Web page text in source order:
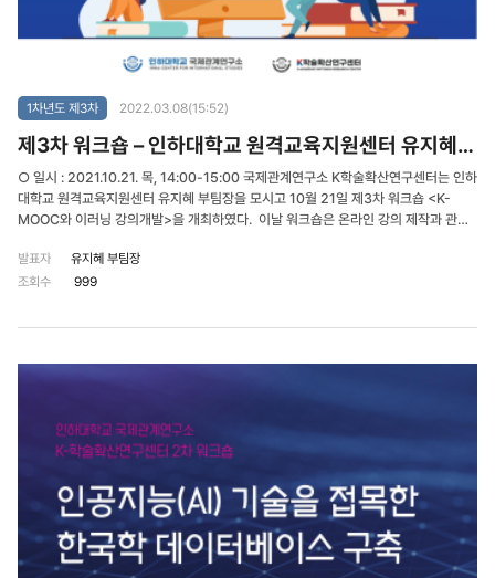
1차년도 제3차 2022.03.08(15:52)
제3차 워크숍 – 인하대학교 원격교육지원센터 유지혜 부팀장
○ 일시 : 2021.10.21. 목, 14:00-15:00 국제관계연구소 K학술확산연구센터는 인하
대학교 원격교육지원센터 유지혜 부팀장을 모시고 10월 21일 제3차 워크숍 <K-
MOOC와 이러닝 강의개발>을 개최하였다. 이날 워크숍은 온라인 강의 제작과 관련
점을 공유하고 다양한 고려사항에 대한 질의응답으로 진행되었다. 향후 국제관계연구
소(CIS)는 온라인 강좌 개발·보급 및 연구저서 출간 등의 핵심 연구성과를 산출함으로
발표자
유지혜 부팀장
조회수
999